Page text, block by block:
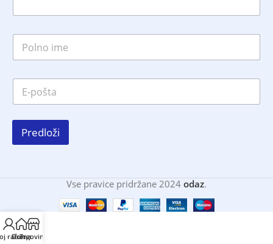
P
l
m
e
E
p
o
t
Predloži
Vse pravice pridržane 2024 odaz.
račun
Doma
Trgovina